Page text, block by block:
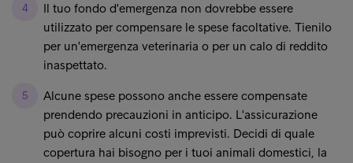
Il tuo fondo d'emergenza non dovrebbe essere
utilizzato per compensare le spese facoltative. Tienilo
per un'emergenza veterinaria o per un calo di reddito
inaspettato.
Alcune spese possono anche essere compensate
prendendo precauzioni in anticipo. L'assicurazione
può coprire alcuni costi imprevisti. Decidi di quale
copertura hai bisogno per i tuoi animali domestici, la